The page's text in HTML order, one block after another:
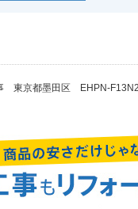
東京都墨田区 EHPN-